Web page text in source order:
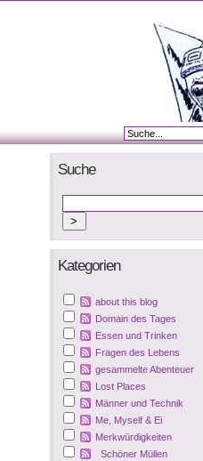
Suche
Kategorien
about this blog
Domain des Tages
Essen und Trinken
Fragen des Lebens
gesammelte Abenteuer
Lost Places
Männer und Technik
Me, Myself & Ei
Merkwürdigkeiten
Schöner Müllen